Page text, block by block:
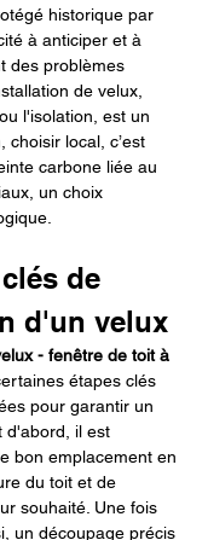
historique par
à anticiper et à
des problèmes
de velux,
l'isolation, est un
choisir local, c’est
carbone liée au
un choix
de
d'un velux
- fenêtre de toit à
étapes clés
pour garantir un
d'abord, il est
bon emplacement en
du toit et de
souhaité. Une fois
un découpage précis